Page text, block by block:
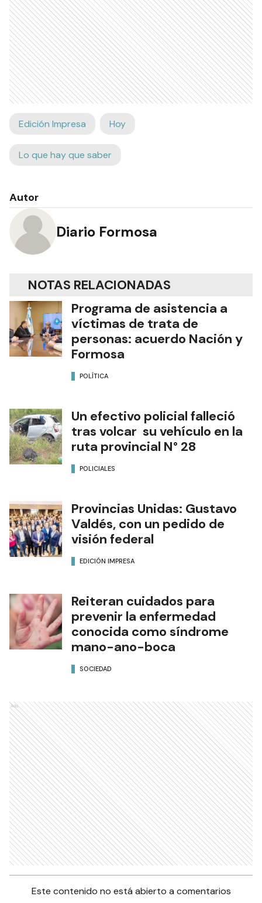
Edición Impresa Hoy
Lo que hay que saber
Autor
Diario Formosa
NOTAS RELACIONADAS
Programa de asistencia a
víctimas de trata de
personas: acuerdo Nación y
Formosa
POLÍTICA
Un efectivo policial falleció
tras volcar su vehículo en la
ruta provincial N° 28
POLICIALES
Provincias Unidas: Gustavo
Valdés, con un pedido de
visión federal
EDICIÓN IMPRESA
Reiteran cuidados para
prevenir la enfermedad
conocida como síndrome
mano-ano-boca
SOCIEDAD
Ads
Este contenido no está abierto a comentarios